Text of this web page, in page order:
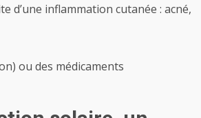
d’une inflammation cutanée : acné,
ou des médicaments